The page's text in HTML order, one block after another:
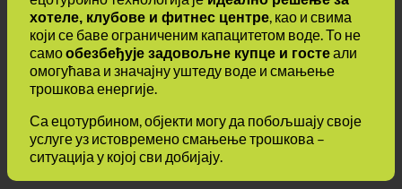
ецотурбино технологија је
идеално решење за
хотеле, клубове и фитнес центре , као и свима
који се баве ограниченим капацитетом воде. То не
само обезбеђује задовољне купце и госте
али
омогућава и значајну уштеду воде и смањење
трошкова енергије.
Са ецотурбином, објекти могу да побољшају своје
услуге уз истовремено смањење трошкова –
ситуација у којој сви добијају.